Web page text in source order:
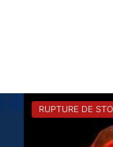
RUPTURE DE